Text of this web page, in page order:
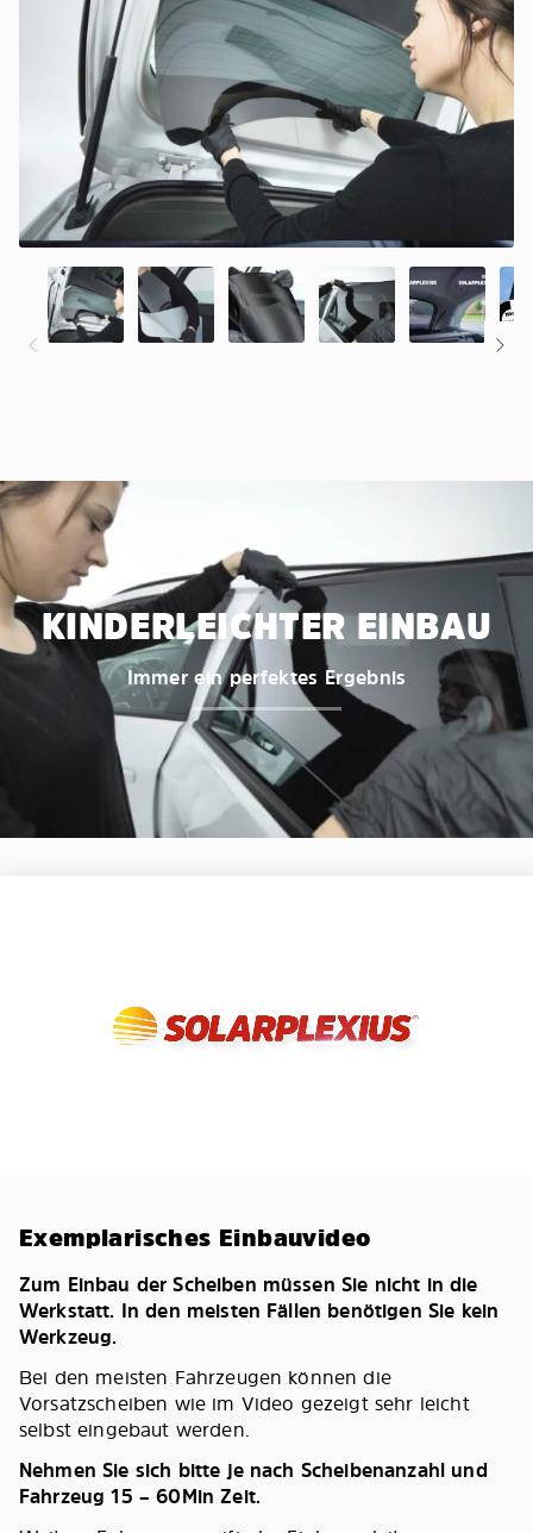
KINDERLEICHTER EINBAU
Immer ein perfektes Ergebnis
Exemplarisches Einbauvideo
Zum Einbau der Scheiben müssen Sie nicht in die
Werkstatt. In den meisten Fällen benötigen Sie kein
Werkzeug.
Bei den meisten Fahrzeugen können die
Vorsatzscheiben wie im Video gezeigt sehr leicht
selbst eingebaut werden.
Nehmen Sie sich bitte je nach Scheibenanzahl und
Fahrzeug 15 – 60Min Zeit.